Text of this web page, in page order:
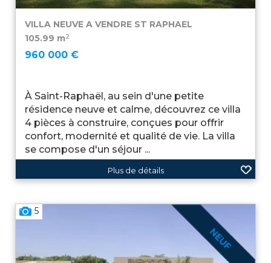
VILLA NEUVE A VENDRE ST RAPHAEL
105.99 m2
960 000 €
À Saint-Raphaël, au sein d'une petite
résidence neuve et calme, découvrez ce villa
4 pièces à construire, conçues pour offrir
confort, modernité et qualité de vie. La villa
se compose d'un séjour ...
Plus de détails
5